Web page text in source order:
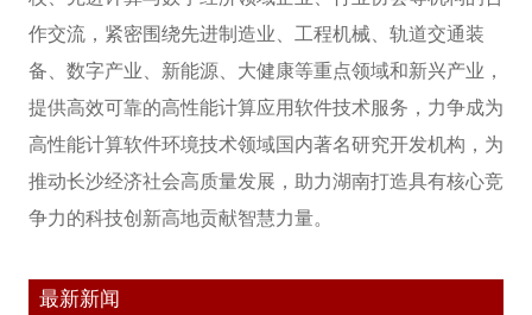
作交流，紧密围绕先进制造业、工程机械、轨道交通装
备、数字产业、新能源、大健康等重点领域和新兴产业，
提供高效可靠的高性能计算应用软件技术服务，力争成为
高性能计算软件环境技术领域国内著名研究开发机构，为
推动长沙经济社会高质量发展，助力湖南打造具有核心竞
争力的科技创新高地贡献智慧力量。
最新新闻